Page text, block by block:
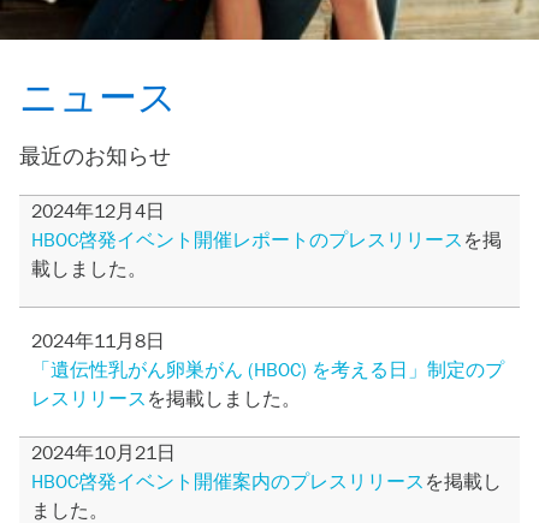
ニュース
最近のお知らせ
2024年12月4日
HBOC啓発イベント開催レポートのプレスリリース を掲
載しました。
2024年11月8日
「遺伝性乳がん卵巣がん (HBOC) を考える日」制定のプ
レスリリース を掲載しました。
2024年10月21日
HBOC啓発イベント開催案内のプレスリリース を掲載し
ました。